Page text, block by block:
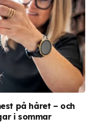
på håret – och
i sommar